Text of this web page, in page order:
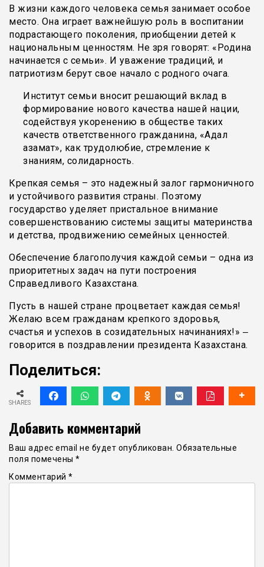
В жизни каждого человека семья занимает особое
место. Она играет важнейшую роль в воспитании
подрастающего поколения, приобщении детей к
национальным ценностям. Не зря говорят: «Родина
начинается с семьи». И уважение традиций, и
патриотизм берут свое начало с родного очага.
Институт семьи вносит решающий вклад в
формирование нового качества нашей нации,
содействуя укоренению в обществе таких
качеств ответственного гражданина, «Адал
азамат», как трудолюбие, стремление к
знаниям, солидарность.
Крепкая семья – это надежный залог гармоничного
и устойчивого развития страны. Поэтому
государство уделяет пристальное внимание
совершенствованию системы защиты материнства
и детства, продвижению семейных ценностей.
Обеспечение благополучия каждой семьи – одна из
приоритетных задач на пути построения
Справедливого Казахстана.
Пусть в нашей стране процветает каждая семья!
Желаю всем гражданам крепкого здоровья,
счастья и успехов в созидательных начинаниях!» ‒
говорится в поздравлении президента Казахстана.
Поделиться:
SHARES
Добавить комментарий
Ваш адрес email не будет опубликован. Обязательные
поля помечены *
Комментарий *